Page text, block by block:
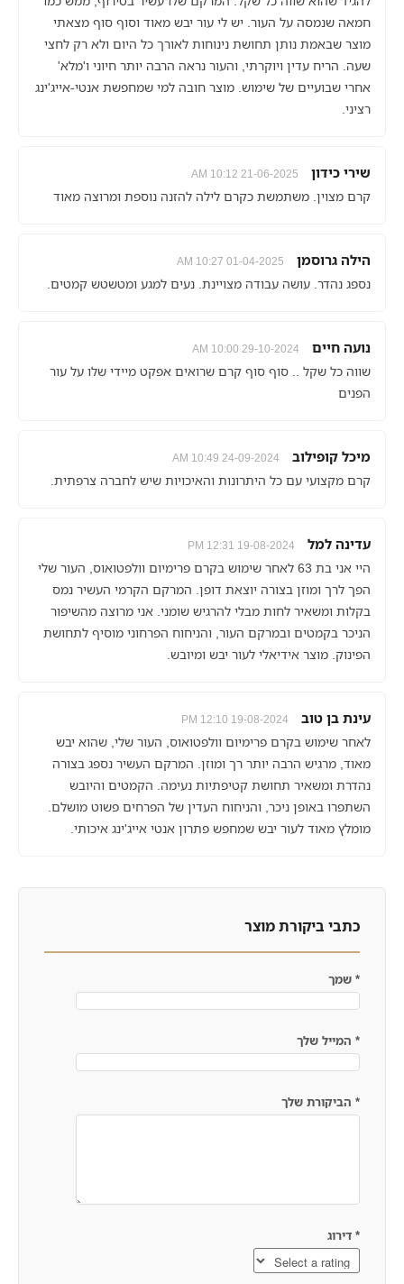
חמאה שנמסה על העור. יש לי עור יבש מאוד וסוף סוף מצאתי
מוצר שבאמת נותן תחושת נינוחות לאורך כל היום ולא רק לחצי
שעה. הריח עדין ויוקרתי, והעור נראה הרבה יותר חיוני ו'מלא'
אחרי שבועיים של שימוש. מוצר חובה למי שמחפשת אנטי-אייג'ינג
רציני.
שירי כידון 21-06-2025 10:12 AM
קרם מצוין. משתמשת כקרם לילה להזנה נוספת ומרוצה מאוד
הילה גרוסמן 01-04-2025 10:27 AM
נספג נהדר. עושה עבודה מצויינת. נעים למגע ומטשטש קמטים.
נועה חיים 29-10-2024 10:00 AM
שווה כל שקל .. סוף סוף קרם שרואים אפקט מיידי שלו על עור
הפנים
מיכל קופילוב 24-09-2024 10:49 AM
קרם מקצועי עם כל היתרונות והאיכויות שיש לחברה צרפתית.
עדינה למל 19-08-2024 12:31 PM
היי אני בת 63 לאחר שימוש בקרם פרימיום וולפטואוס, העור שלי
הפך לרך ומוזן בצורה יוצאת דופן. המרקם הקרמי העשיר נמס
בקלות ומשאיר לחות מבלי להרגיש שומני. אני מרוצה מהשיפור
הניכר בקמטים ובמרקם העור, והניחוח הפרחוני מוסיף לתחושת
הפינוק. מוצר אידיאלי לעור יבש ומיובש.
עינת בן טוב 19-08-2024 12:10 PM
לאחר שימוש בקרם פרימיום וולפטואוס, העור שלי, שהוא יבש
מאוד, מרגיש הרבה יותר רך ומוזן. המרקם העשיר נספג בצורה
נהדרת ומשאיר תחושת קטיפתיות נעימה. הקמטים והיובש
השתפרו באופן ניכר, והניחוח העדין של הפרחים פשוט מושלם.
מומלץ מאוד לעור יבש שמחפש פתרון אנטי אייג'ינג איכותי.
כתבי ביקורת מוצר
* שמך
* המייל שלך
* הביקורת שלך
* דירוג